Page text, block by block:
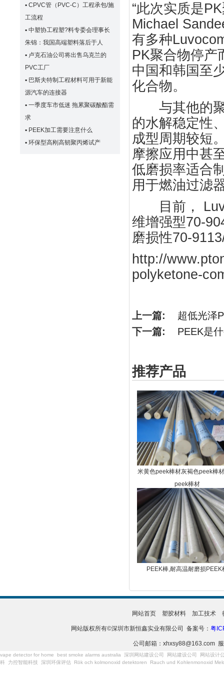
▪ CPVC管（PVC-C）工程承包/施
工流程
▪ 中塑协工程塑?料专委会理事长
朱锦：我国高端塑料落后于人
▪ 卢克石油公司将出售乌克兰的
PVC工厂
▪ 巴斯夫特制工程材料可用于新能
源汽车的连接器
▪ 一季度车市低迷 拖累聚碳酸酯需
求
▪ PEEK加工需要注意什么
▪ 环保型高刚高韧聚丙烯试产
“此次实质是
Michael
有多种
PK聚合物停产
中国和韩国至
化合物。
与其他的聚
的水解稳定性
成型周期较短
摩擦应用中甚
低磨损率适合
用于燃油过滤
目前，
维增强型70-
磨损性70-
http://
polyketone-
上一篇: 超低光泽
下一篇: PEEK是
推荐产品
米黄色peek棒材灰褐色peek棒
peek棒材
PEEK棒,耐高温耐磨损PEEK
网站首页 塑胶材料 加工技术
网站版权所有©深圳市新恒鑫实业有限公司 备案号： 粤
公司邮箱：xhxsy88@163.com
vape detector for home best smoke alarms australia 深圳网站建设公司 网站建设公司
网站设计
科
力控智能科技 深圳环保评估 Rök och kolmonoxid detektoren Rauch und Kohlenmonoxid